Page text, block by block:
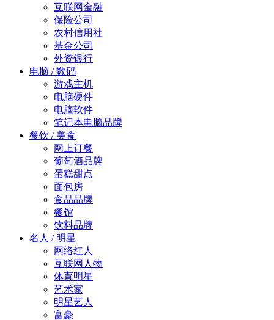
互联网金融
保险公司
农村信用社
基金公司
外资银行
电脑 / 数码
游戏主机
电脑硬件
电脑软件
笔记本电脑品牌
餐饮 / 美食
网上订餐
葡萄酒品牌
蛋糕甜点
面包房
食品品牌
餐馆
饮料品牌
名人 / 明星
网络红人
互联网人物
体育明星
艺术家
明星艺人
富豪